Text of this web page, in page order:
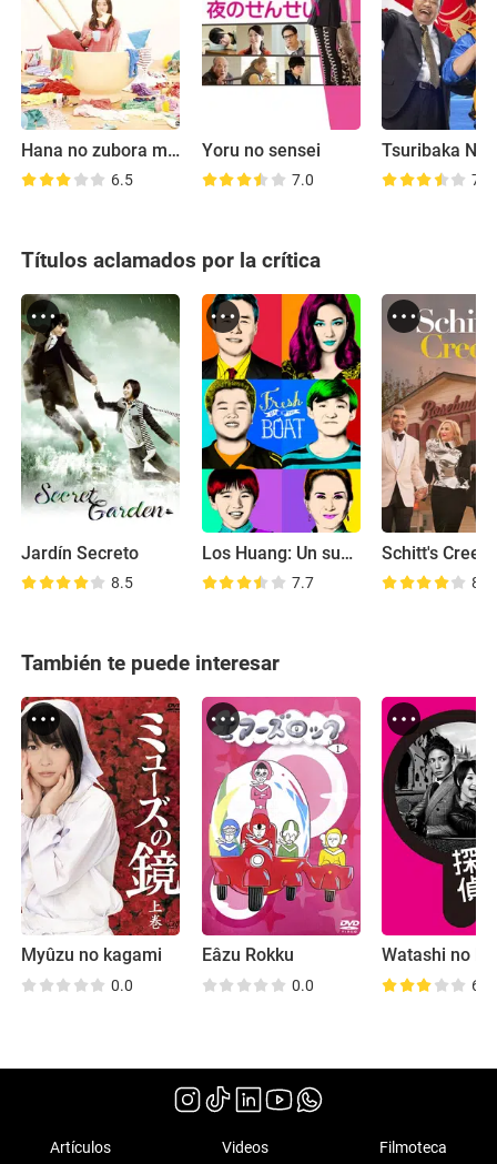
Hana no zubora meshi
6.5
Yoru no sensei
7.0 7.0
Títulos aclamados por la crítica
Jardín Secreto
8.5
Los Huang: Un sueño americano
7.7
Schitt's Creek
8.6
También te puede interesar
Myûzu no kagami
0.0
Eâzu Rokku
0.0 6.2
Artículos Videos Filmoteca